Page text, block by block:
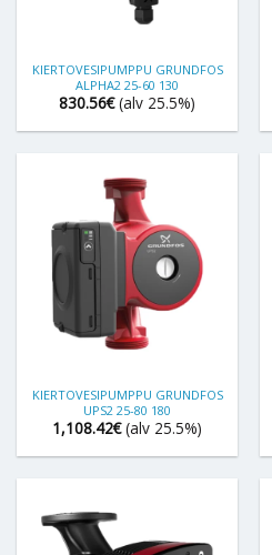
KIERTOVESIPUMPPU GRUNDFOS
ALPHA2 25-60 130
830.56€ (alv 25.5%)
KIERTOVESIPUMPPU GRUNDFOS
UPS2 25-80 180
1,108.42€ (alv 25.5%)